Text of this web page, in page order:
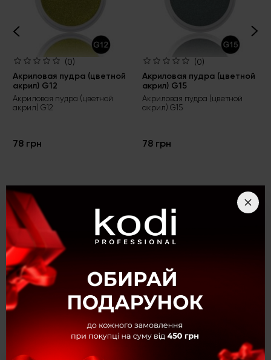
(0)
Акриловая пудра (цветной
акрил) G12
Акриловая пудра (цветной
акрил) G12
78 грн
(0)
Акриловая пудра (цветной
акрил) G15
Акриловая пудра (цветной
акрил) G15
78 грн
Характеристики
Акриловая пудра (цветной акрил) G16
Вид товара
Коллекция Коллекция G
Плотность Плотные
Текстура С глиттером
Баклажановый
Баклажановый
Вес 4,5 г.